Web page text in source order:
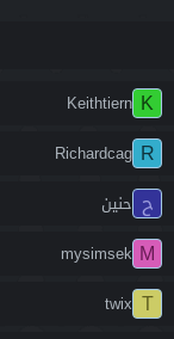
K
Keithtiern
R
Richardcag
ح حنين
M
mysimsek
T
twix